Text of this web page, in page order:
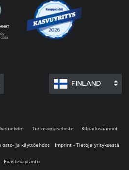
FINLAND
Tietosuojaseloste Kilpailusäännöt
osto- ja käyttöehdot Imprint - Tietoja yrityksestä
Evästekäytäntö